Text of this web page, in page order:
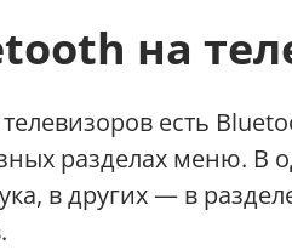
на
есть
разделах меню. В
в других — в